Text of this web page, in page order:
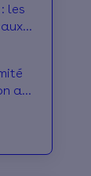
les
au
—